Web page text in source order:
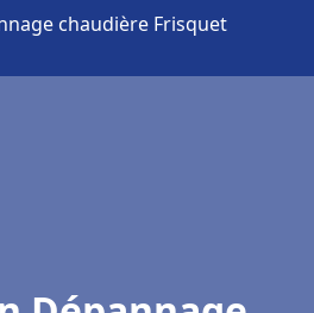
chaudière Frisquet